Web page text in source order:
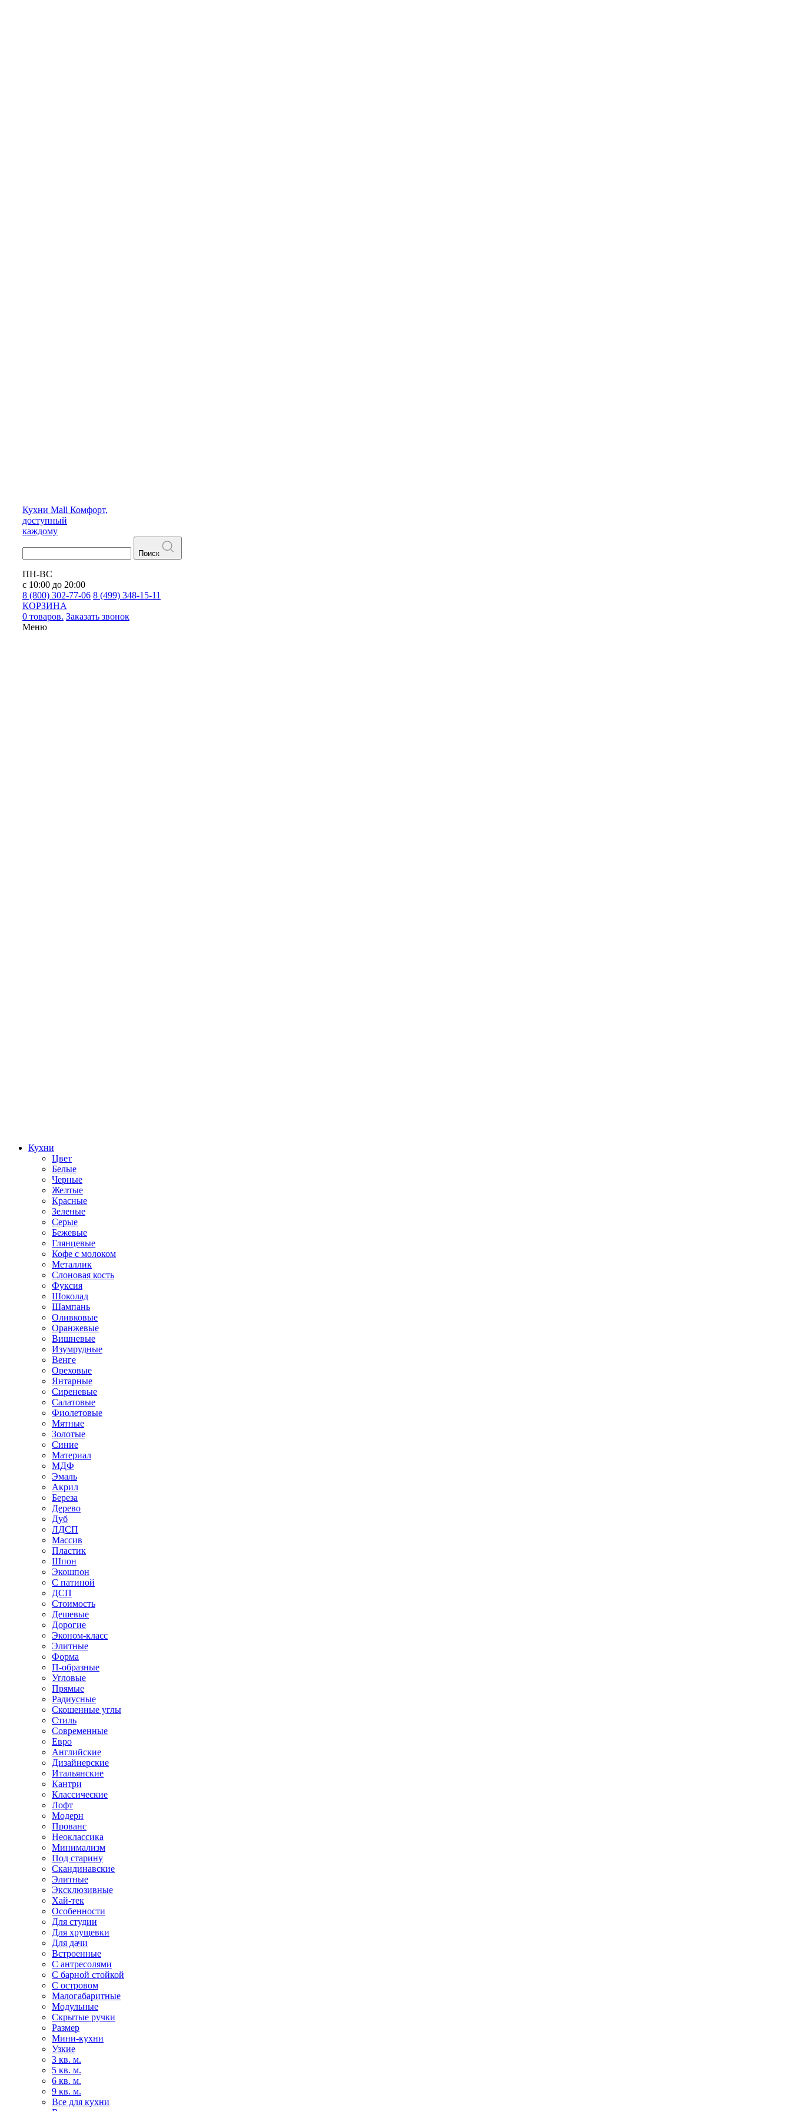
Кухни Mall Комфорт,
доступный
каждому
Поиск
ПН-ВС
с 10:00 до 20:00
8 (800) 302-77-06 8 (499) 348-15-11
КОРЗИНА
0 товаров. Заказать звонок
Меню
Кухни
Цвет
Белые
Черные
Желтые
Красные
Зеленые
Серые
Бежевые
Глянцевые
Кофе с молоком
Металлик
Слоновая кость
Фуксия
Шоколад
Шампань
Оливковые
Оранжевые
Вишневые
Изумрудные
Венге
Ореховые
Янтарные
Сиреневые
Салатовые
Фиолетовые
Мятные
Золотые
Синие
Материал
МДФ
Эмаль
Акрил
Береза
Дерево
Дуб
ЛДСП
Массив
Пластик
Шпон
Экошпон
С патиной
ДСП
Стоимость
Дешевые
Дорогие
Эконом-класс
Элитные
Форма
П-образные
Угловые
Прямые
Радиусные
Скошенные углы
Стиль
Современные
Евро
Английские
Дизайнерские
Итальянские
Кантри
Классические
Лофт
Модерн
Прованс
Неоклассика
Минимализм
Под старину
Скандинавские
Элитные
Эксклюзивные
Хай-тек
Особенности
Для студии
Для хрущевки
Для дачи
Встроенные
С антресолями
С барной стойкой
С островом
Малогабаритные
Модульные
Скрытые ручки
Размер
Мини-кухни
Узкие
3 кв. м.
5 кв. м.
6 кв. м.
9 кв. м.
Все для кухни